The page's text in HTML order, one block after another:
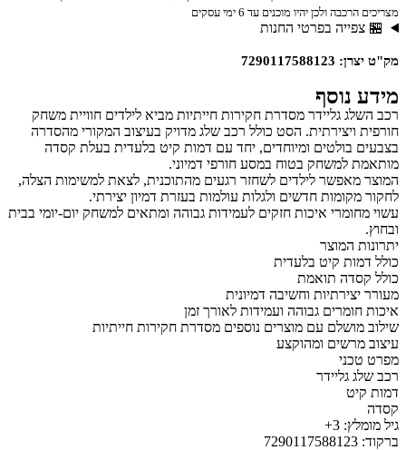
מצריכים הרכבה ולכן יהיו מוכנים עד 6 ימי עסקים
🏪 צפייה בפרטי החנות
מק"ט יצרן: 7290117588123
מידע נוסף
רכב השלג גליידר מסדרת חקירות חייתיות מביא לילדים חוויית משחק
חורפית ויצירתית. הסט כולל רכב שלג מדויק בעיצוב המקורי מהסדרה
בצבעים בולטים ומיוחדים, יחד עם דמות קיט בלעדית בעלת קסדה
מותאמת למשחק בטוח במסע חורפי דמיוני.
המוצר מאפשר לילדים לשחזר רגעים מהתוכנית, לצאת למשימות הצלה,
לחקור מקומות חדשים ולגלות עולמות בעזרת דמיון יצירתי.
עשוי מחומרי איכות חזקים לעמידות גבוהה ומתאים למשחק יום-יומי בבית
ובחוץ.
יתרונות המוצר
כולל דמות קיט בלעדית
כולל קסדה תואמת
מעורר יצירתיות וחשיבה דמיונית
איכות חומרים גבוהה ועמידות לאורך זמן
שילוב מושלם עם מוצרים נוספים מסדרת חקירות חייתיות
עיצוב מרשים ומהוקצע
מפרט טכני
רכב שלג גליידר
דמות קיט
קסדה
גיל מומלץ: 3+
ברקוד: 7290117588123